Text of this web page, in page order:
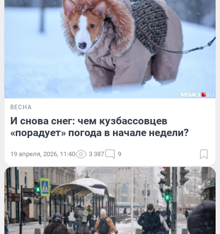
ВЕСНА
И снова снег: чем кузбассовцев
«порадует» погода в начале недели?
19 апреля, 2026, 11:40 3 387 9